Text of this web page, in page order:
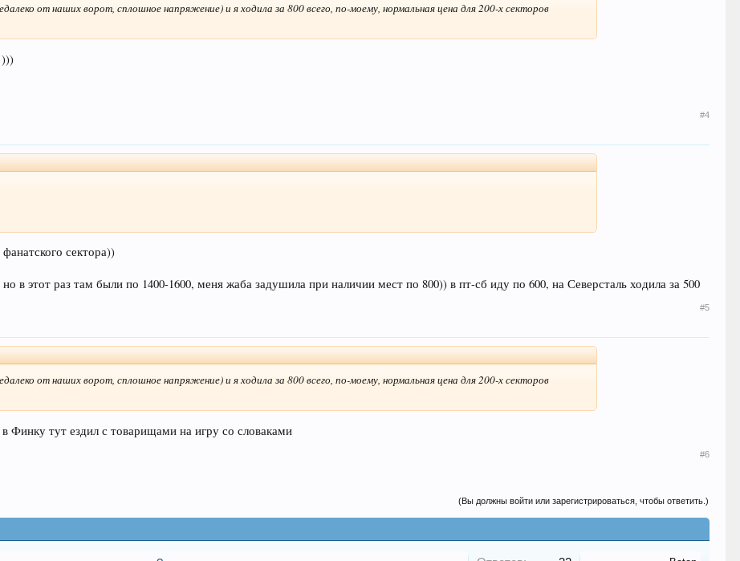
от наших ворот, сплошное напряжение) и я ходила за 800 всего, по-моему, нормальная цена для 200-х секторов
)))
#4
сектора))
в этот раз там были по 1400-1600, меня жаба задушила при наличии мест по 800)) в пт-сб иду по 600, на Северсталь ходила за 500
#5
от наших ворот, сплошное напряжение) и я ходила за 800 всего, по-моему, нормальная цена для 200-х секторов
Финку тут ездил с товарищами на игру со словаками
#6
(Вы должны войти или зарегистрироваться, чтобы ответить.)